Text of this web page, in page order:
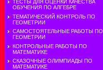
ТЕСТЫ ДЛЯ ОЦЕНКИ КАЧЕСТВА
ОБУЧЕНИЯ ПО АЛГЕБРЕ
ТЕМАТИЧЕСКИЙ КОНТРОЛЬ ПО
ГЕОМЕТРИИ
САМОСТОЯТЕЛЬНЫЕ РАБОТЫ ПО
ГЕОМЕТРИИ
КОНТРОЛЬНЫЕ РАБОТЫ ПО
МАТЕМАТИКЕ
СКАЗОЧНЫЕ ОЛИМПИАДЫ ПО
МАТЕМАТИКЕ